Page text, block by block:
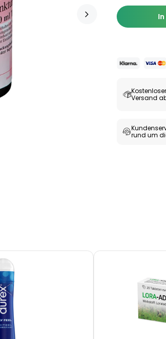
Kostenloser
Versand
rund um